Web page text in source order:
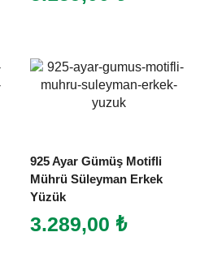
925 Ayar Gümüş Motifli
Mührü Süleyman Erkek
Yüzük
3.289,00 ₺